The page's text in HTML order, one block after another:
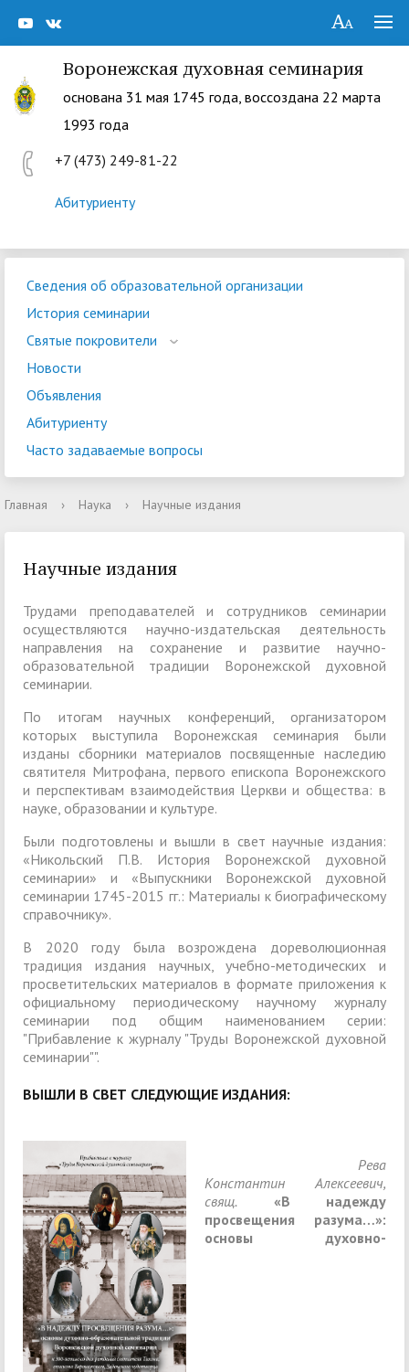
Воронежская духовная семинария
основана 31 мая 1745 года, воссоздана 22 марта
1993 года
+7 (473) 249-81-22
Абитуриенту
Сведения об образовательной организации
История семинарии
Святые покровители
Новости
Объявления
Абитуриенту
Часто задаваемые вопросы
Главная › Наука › Научные издания
Научные издания
Трудами преподавателей и сотрудников семинарии
осуществляются научно-издательская деятельность
направления на сохранение и развитие научно-
образовательной традиции Воронежской духовной
семинарии.
По итогам научных конференций, организатором
которых выступила Воронежская семинария были
изданы сборники материалов посвященные наследию
святителя Митрофана, первого епископа Воронежского
и перспективам взаимодействия Церкви и общества: в
науке, образовании и культуре.
Были подготовлены и вышли в свет научные издания:
«Никольский П.В. История Воронежской духовной
семинарии» и «Выпускники Воронежской духовной
семинарии 1745-2015 гг.: Материалы к биографическому
справочнику».
В 2020 году была возрождена дореволюционная
традиция издания научных, учебно-методических и
просветительских материалов в формате приложения к
официальному периодическому научному журналу
семинарии под общим наименованием серии:
"Прибавление к журналу "Труды Воронежской духовной
семинарии"".
ВЫШЛИ В СВЕТ СЛЕДУЮЩИЕ ИЗДАНИЯ:
Рева
Константин Алексеевич,
свящ.
«В надежду
просвещения разума…»:
основы духовно-